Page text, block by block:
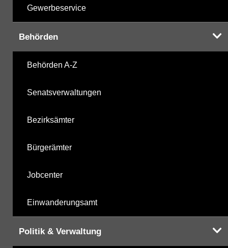
Gewerbeservice
Behörden
Behörden A-Z
Senatsverwaltungen
Bezirksämter
Bürgerämter
Jobcenter
Einwanderungsamt
Politik & Verwaltung